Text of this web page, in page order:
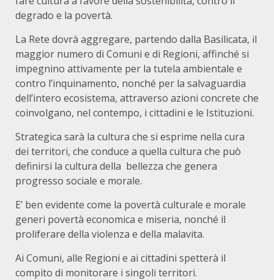
degrado e la povertà.
La Rete dovrà aggregare, partendo dalla Basilicata, il
maggior numero di Comuni e di Regioni, affinché si
impegnino attivamente per la tutela ambientale e
contro l’inquinamento, nonché per la salvaguardia
dell’intero ecosistema, attraverso azioni concrete che
coinvolgano, nel contempo, i cittadini e le Istituzioni.
Strategica sarà la cultura che si esprime nella cura
dei territori, che conduce a quella cultura che può
definirsi la cultura della bellezza che genera
progresso sociale e morale.
E’ ben evidente come la povertà culturale e morale
generi povertà economica e miseria, nonché il
proliferare della violenza e della malavita.
Ai Comuni, alle Regioni e ai cittadini spetterà il
compito di monitorare i singoli territori.